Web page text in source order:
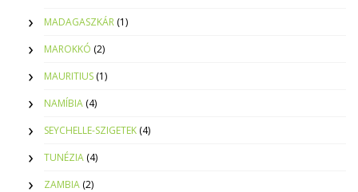
MADAGASZKÁR (1)
MAROKKÓ (2)
MAURITIUS (1)
NAMÍBIA (4)
SEYCHELLE-SZIGETEK (4)
TUNÉZIA (4)
ZAMBIA (2)